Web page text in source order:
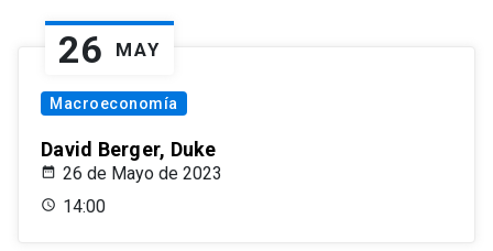
26 MAY
Macroeconomía
David Berger, Duke
26 de Mayo de 2023
14:00